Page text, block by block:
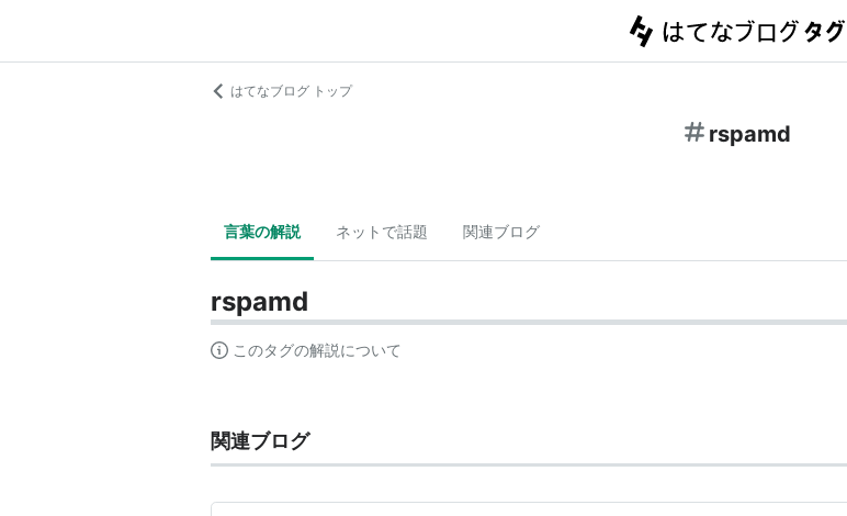
はてなブログ トップ
rspamd
言葉の解説 ネットで話題 関連ブログ
rspamd
このタグの解説について
関連ブログ